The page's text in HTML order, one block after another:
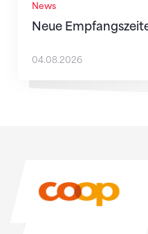
News
Neue
04.08.2026